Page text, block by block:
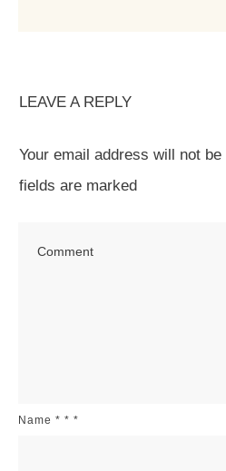
LEAVE A REPLY
Your email address will not be
fields are marked
Name * * *